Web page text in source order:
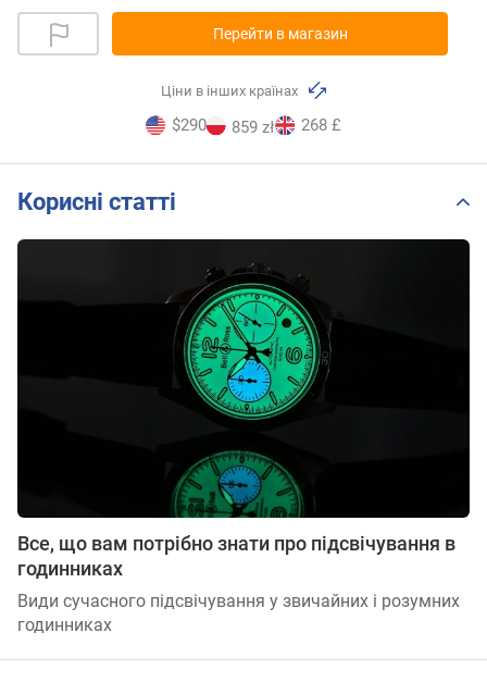
Перейти в магазин
Ціни в інших країнах
$290 859 zł 268 £
Корисні статті
Все, що вам потрібно знати про підсвічування в
годинниках
Види сучасного підсвічування у звичайних і розумних
годинниках